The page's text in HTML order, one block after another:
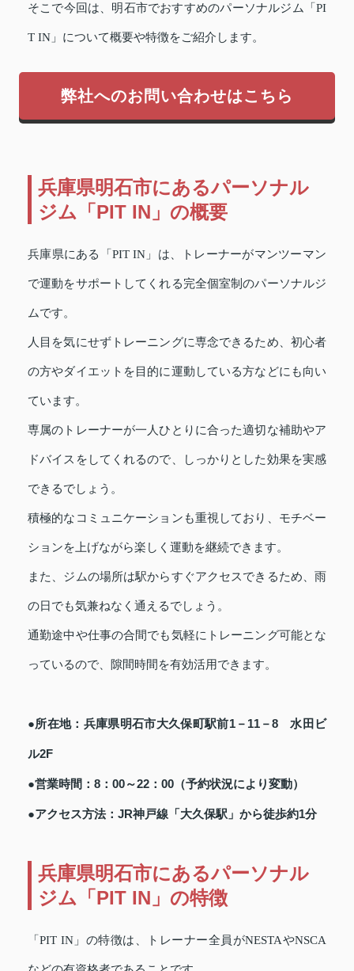
そこで今回は、明石市でおすすめのパーソナルジム「PI
T IN」について概要や特徴をご紹介します。
弊社へのお問い合わせはこちら
兵庫県明石市にあるパーソナル
ジム「PIT IN」の概要
兵庫県にある「PIT IN」は、トレーナーがマンツーマン
で運動をサポートしてくれる完全個室制のパーソナルジ
ムです。
人目を気にせずトレーニングに専念できるため、初心者
の方やダイエットを目的に運動している方などにも向い
ています。
専属のトレーナーが一人ひとりに合った適切な補助やア
ドバイスをしてくれるので、しっかりとした効果を実感
できるでしょう。
積極的なコミュニケーションも重視しており、モチベー
ションを上げながら楽しく運動を継続できます。
また、ジムの場所は駅からすぐアクセスできるため、雨
の日でも気兼ねなく通えるでしょう。
通勤途中や仕事の合間でも気軽にトレーニング可能とな
っているので、隙間時間を有効活用できます。
●所在地：兵庫県明石市大久保町駅前1－11－8 水田ビ
ル2F
●営業時間：8：00～22：00（予約状況により変動）
●アクセス方法：JR神戸線「大久保駅」から徒歩約1分
兵庫県明石市にあるパーソナル
ジム「PIT IN」の特徴
「PIT IN」の特徴は、トレーナー全員がNESTAやNSCA